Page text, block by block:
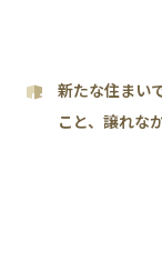
新たな住まい
こと、譲れな